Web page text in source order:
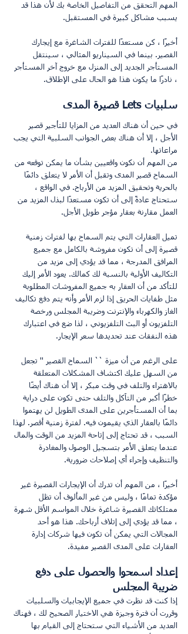
المهم التحقق من التفاصيل الخاصة بك لأن هذا قد
يسبب مشاكل كبيرة في المستقبل.
أخيرًا ، كن مستعدًا للفترات الشاغرة مع إيجارك
القصير. بينما في السيناريو المثالي ، سينتقل
المستأجر الجديد إلى المنزل مع خروج آخر المستأجر
، نادرًا ما يكون هذا هو الحال على الإطلاق.
سلبيات Lets قصيرة المدى
في حين أن هناك العديد من المزايا للتأجير قصير
الأجل ، إلا أن هناك بعض الجوانب السلبية التي يجب
مراعاتها.
من المهم أن نكون واقعيين بشأن ما يمكن توقعه من
السماح قصير المدى وتقبل أن الأمر لا يتعلق دائمًا
بالحرية وتحقيق المزيد من الأرباح. في الواقع ،
ستحتاج عادةً إلى أن تكون مستعدًا لبذل المزيد من
العمل مقارنة بعقار مؤجر طويل الأجل.
تميل العقارات التي يتم السماح بها لفترات زمنية
قصيرة إلى أن تكون مفروشة بالكامل مع جميع
المرافق المدرجة ، مما قد يؤدي إلى مزيد من
التكاليف الأولية بالنسبة لك كمالك. يعود الأمر إليك
للتأكد من أن العقار به جميع المفروشات المطلوبة
مثل طفايات الحريق إذا لزم الأمر وأنه يتم دفع تكاليف
الغاز والكهرباء والإنترنت وضريبة المجلس ورخصة
التلفزيون أو البث التلفزيوني ، لذا ضع في اعتبارك
هذه النفقات عند تحديدها سعر الإيجار.
على الرغم من أن ميزة `` السماح القصير '' تجعل
من السهل عليك اكتشاف المشكلات المتعلقة
بالاهتراء والتلف في وقت مبكر ، إلا أن هناك أيضًا
خطرًا أكبر من التآكل والتلف حتى تكون على دراية
بما أن المستأجرين على المدى الطويل لن يهتموا
دائمًا بالعقار الذي يقيمون فيه. لفترة زمنية أقصر. لهذا
السبب ، قد تحتاج إلى إتاحة المزيد من الوقت والمال
عندما يتعلق الأمر بتسجيل الوصول والمغادرة
والتنظيف وإجراء أي إصلاحات ضرورية.
أخيرًا ، من المهم أن تدرك أن الإيجارات القصيرة غير
مؤكدة تمامًا ، وليس من غير المألوف أن تظل
ممتلكاتك القصيرة شاغرة خلال المواسم الأقل شهرة
، مما قد يؤدي إلى إتلاف أرباحك. هذا هو أحد
المجالات التي يمكن أن تكون فيها شركات إدارة
العقارات على المدى القصير مفيدة.
إعداد اسمحوا والحصول على دفع
ضريبة المجلس
إذا كنت قد نظرت في جميع الإيجابيات والسلبيات
وقررت أن فترة وجيزة هي الاختيار الصحيح لك ، فهناك
العديد من الأشياء التي ستحتاج إلى القيام بها